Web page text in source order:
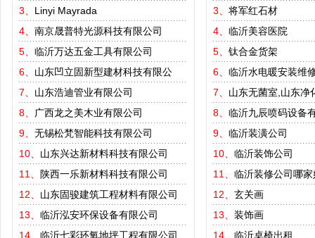
3、 Linyi Mayrada
4、 南京晟普特光源科技有限公司
5、 临沂万达五金工具有限公司
6、 山东凹立固新型建材科技有限公
7、 山东浩迪管业有限公司
8、
广西龙之美木业有限公司
9、 无锡松梵智能科技有限公司
10、 山东兴达新材料科技有限公司
11、
陕西一乐新材料科技有限公司
12、 山东固骏建筑工程材料有限公司
13、 临沂泓安环保设备有限公司
14、 临沂七彩环氧地坪工程有限公司
3、 将军红石材
4、 临沂美容医院
5、 钛合金货架
6、 临沂水电暖安装维
7、 山东无菌室,山东净
8、 临沂九辰喷码设备
9、 临沂装潢公司
10、 临沂装饰公司
11、 临沂装修公司哪家
12、 玄关画
13、 装饰画
14、 临沂桌椅出租